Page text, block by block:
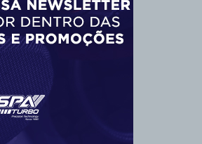
- MANOPLA DE
EM ALUMÍNIO SEM